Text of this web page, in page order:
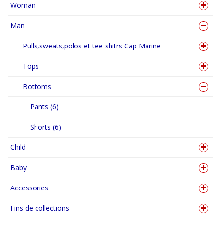
Woman
Man
Pulls,sweats,polos et tee-shitrs Cap Marine
Tops
Bottoms
Pants (6)
Shorts (6)
Child
Baby
Accessories
Fins de collections